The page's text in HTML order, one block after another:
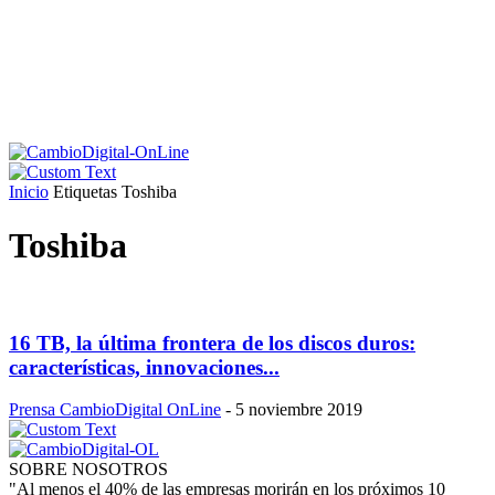
Inicio Etiquetas Toshiba
Toshiba
16 TB, la última frontera de los discos duros:
características, innovaciones...
Prensa CambioDigital OnLine - 5 noviembre 2019
SOBRE NOSOTROS
"Al menos el 40% de las empresas morirán en los próximos 10